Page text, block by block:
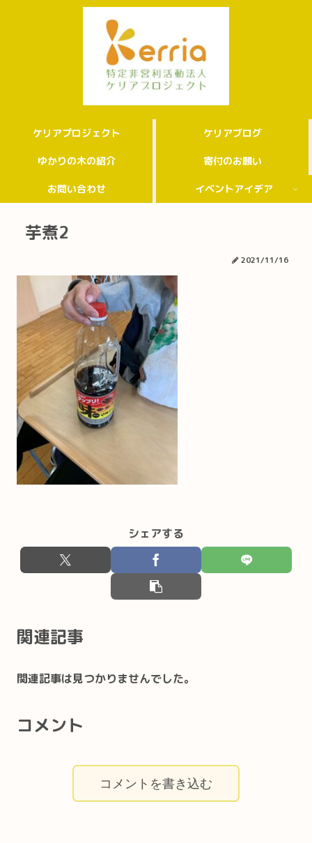
ケリアプロジェクト ケリアブログ
ゆかりの木の紹介 寄付のお願い
お問い合わせ イベントアイデア
芋煮2
2021/11/16
シェアする
関連記事
関連記事は見つかりませんでした。
コメント
コメントを書き込む